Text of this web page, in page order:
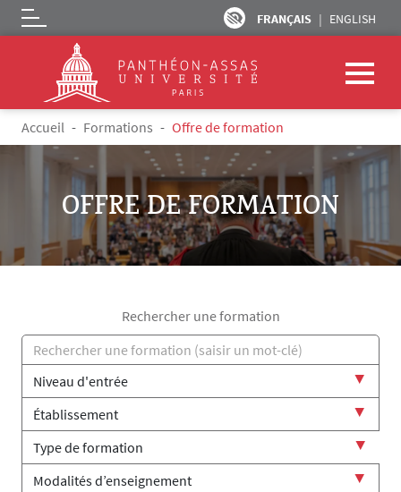
Aller au contenu principal
FRANÇAIS ENGLISH
Logo
Fil d'Ariane
Accueil Formations Offre de formation
OFFRE DE FORMATION
Rechercher une formation